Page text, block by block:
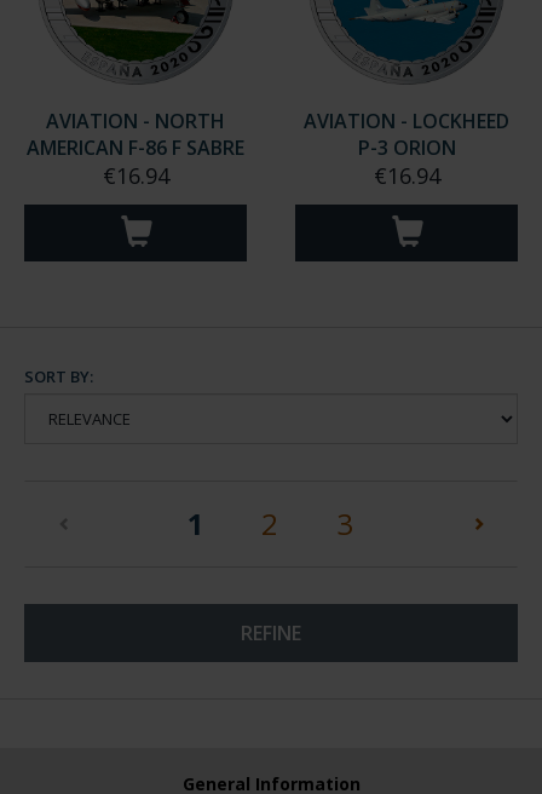
AVIATION - NORTH
AMERICAN F-86 F SABRE
€16.94
AVIATION - LOCKHEED
P-3 ORION
€16.94
SORT BY:
1 (current)
2 3
REFINE
General Information